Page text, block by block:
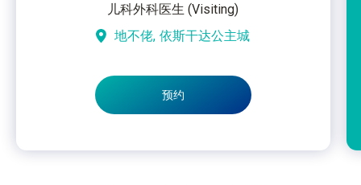
儿科外科医生 (Visiting)
地不佬, 依斯干达公主城
预约